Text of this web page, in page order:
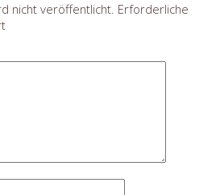
nicht veröffentlicht. Erforderliche